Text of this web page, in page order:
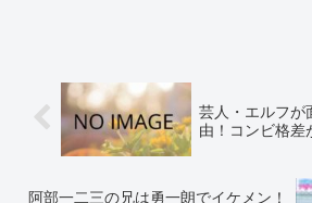
芸人・エルフが
由！コンビ格差
阿部一二三の兄は勇一朗でイケメン！